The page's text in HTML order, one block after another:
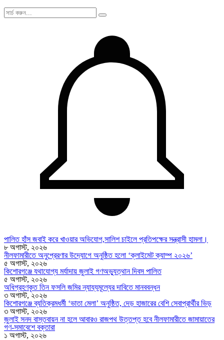
পালিত হাঁস জবাই করে খাওয়ার অভিযোগ,সালিশ চাইলে প্রতিপক্ষের সন্ত্রাসী হামলা।
৮ অগাস্ট, ২০২৬
নীলফামারীতে অনুপ্রেরণার উদ্যোগে অনুষ্ঠিত হলো ‘ক্লাইমেট ক্যাম্প ২০২৬’
৫ অগাস্ট, ২০২৬
কিশোরগঞ্জে যথাযোগ্য মর্যাদায় জুলাই গণঅভ্যুত্থান দিবস পালিত
৫ অগাস্ট, ২০২৬
অধিগ্রহণকৃত তিন ফসলি জমির ন্যায্যমূল্যের দাবিতে মানববন্ধন
৩ অগাস্ট, ২০২৬
কিশোরগঞ্জে ব্যতিক্রমধর্মী ‘ভাতা মেলা’ অনুষ্ঠিত, দেড় হাজারের বেশি সেবাপ্রার্থীর ভিড়
৩ অগাস্ট, ২০২৬
জুলাই সনদ বাস্তবায়ন না হলে আবারও রাজপথ উত্তপ্ত হবে নীলফামারীতে জামায়াতের
গণ-সমাবেশে বক্তারা
১ অগাস্ট, ২০২৬